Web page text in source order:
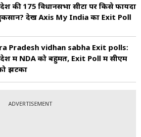
की 175 विधानसभा सीटों पर क‍िसे फायदा
देखें Axis My India का Exit Poll
Pradesh vidhan sabha Exit polls:
में NDA को बहुमत, Exit Poll में सीएम
झटका
ADVERTISEMENT